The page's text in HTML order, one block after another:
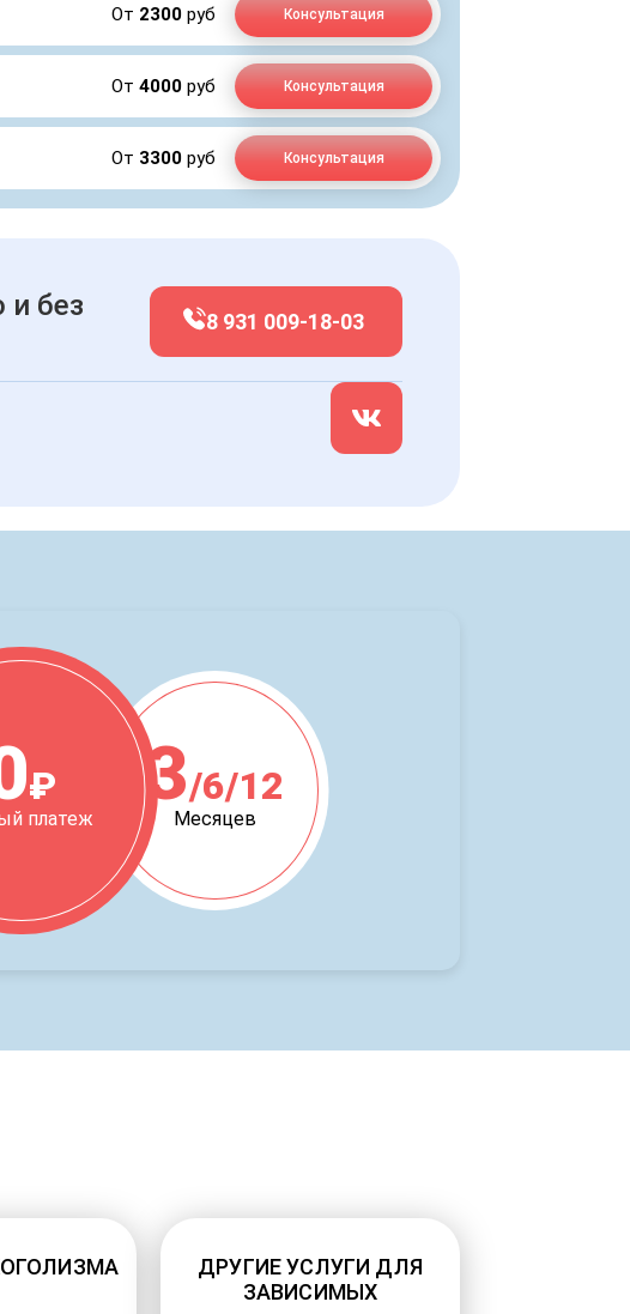
От 2300 руб Консультация
От 4000 руб Консультация
От 3300 руб Консультация
и без
8 931 009-18-03
₽
платеж
3/6/12
Месяцев
ДРУГИЕ УСЛУГИ ДЛЯ
ЗАВИСИМЫХ